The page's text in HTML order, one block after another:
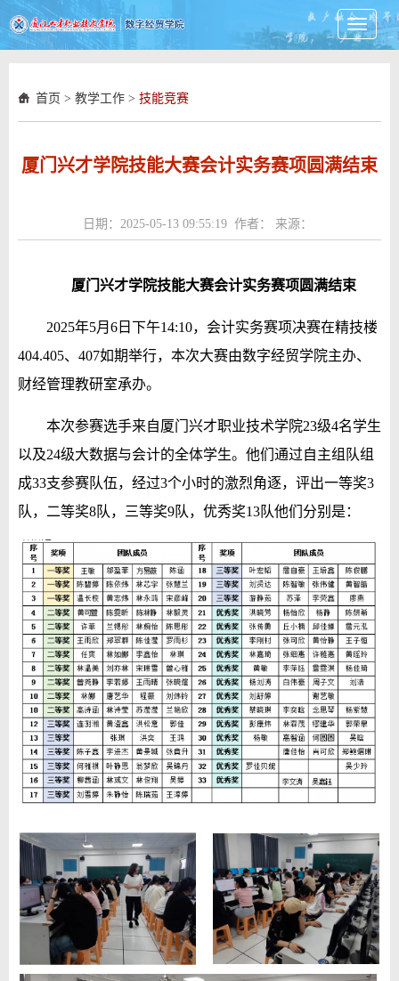
Toggle
首页 > 教学工作 > 技能竞赛
厦门兴才学院技能大赛会计实务赛项圆满结束
日期：2025-05-13 09:55:19 作者： 来源：
厦门兴才学院技能大赛会计实务赛项圆满结束
2025年5月6日下午14:10，会计实务赛项决赛在精技楼
404.405、407如期举行，本次大赛由数字经贸学院主办、
财经管理教研室承办。
本次参赛选手来自厦门兴才职业技术学院23级4名学生
以及24级大数据与会计的全体学生。他们通过自主组队组
成33支参赛队伍，经过3个小时的激烈角逐，评出一等奖3
队，二等奖8队，三等奖9队，优秀奖13队他们分别是：